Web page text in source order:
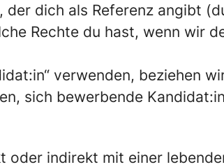
dich als Referenz angibt
Rechte du hast, wenn wir
verwenden, beziehen
sich bewerbende
indirekt mit einer